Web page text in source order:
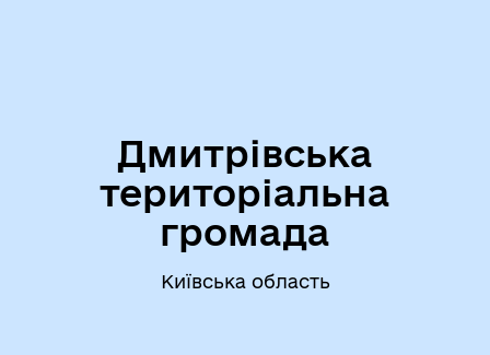
Дмитрівська
територіальна
громада
Київська область